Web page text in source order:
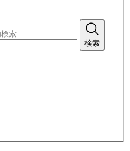
検索